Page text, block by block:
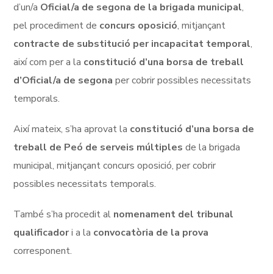
d’un/a Oficial/a de segona de la brigada municipal,
pel procediment de concurs oposició, mitjançant
contracte de substitució per incapacitat temporal,
així com per a la constitució d’una borsa de treball
d’Oficial/a de segona per cobrir possibles necessitats
temporals.
Així mateix, s’ha aprovat la constitució d’una borsa de
treball de Peó de serveis múltiples de la brigada
municipal, mitjançant concurs oposició, per cobrir
possibles necessitats temporals.
També s’ha procedit al nomenament del tribunal
qualificadori a la convocatòria de la prova
corresponent.